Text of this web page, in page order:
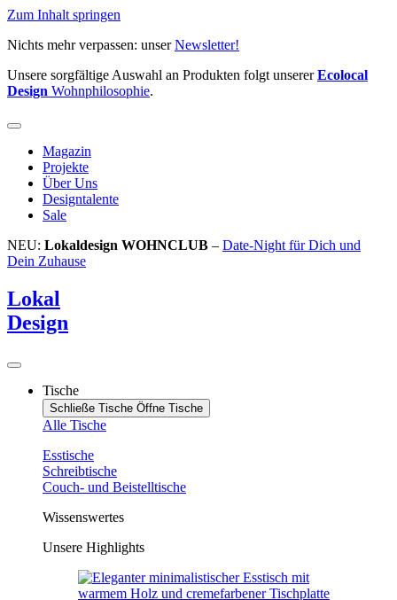
Zum Inhalt springen
Nichts mehr verpassen: unserNewsletter!
Unsere sorgfältige Auswahl an Produkten folgt unsererEcolocal
Design Wohnphilosophie.
Magazin
Projekte
Über Uns
Designtalente
Sale
NEU: Lokaldesign WOHNCLUB – Date-Night für Dich und
Dein Zuhause
Lokal
Design
Tische
Schließe Tische Öffne Tische
Alle Tische
Esstische
Schreibtische
Couch- und Beistelltische
Wissenswertes
Unsere Highlights